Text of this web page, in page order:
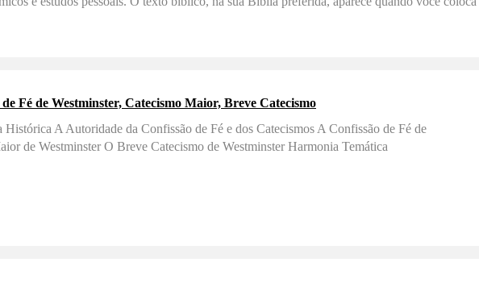
referência bíblica e a versão para Logos integra-se automaticamente à sua biblioteca digital,
Fé de Westminster, Catecismo Maior, Breve Catecismo
A Autoridade da Confissão de Fé e dos Catecismos A Confissão de Fé de
de Westminster O Breve Catecismo de Westminster Harmonia Temática